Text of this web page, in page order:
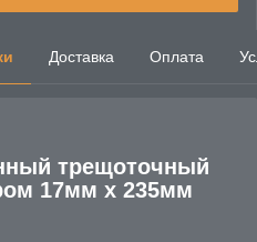
Доставка Оплата
трещоточный
17мм х 235мм